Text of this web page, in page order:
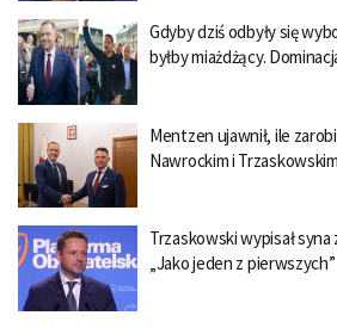
Gdyby dziś odbyły się
byłby miażdżący.
Mentzen ujawnił, ile
Nawrockim i
Trzaskowski wypisał
„Jako jeden z pierwszych”